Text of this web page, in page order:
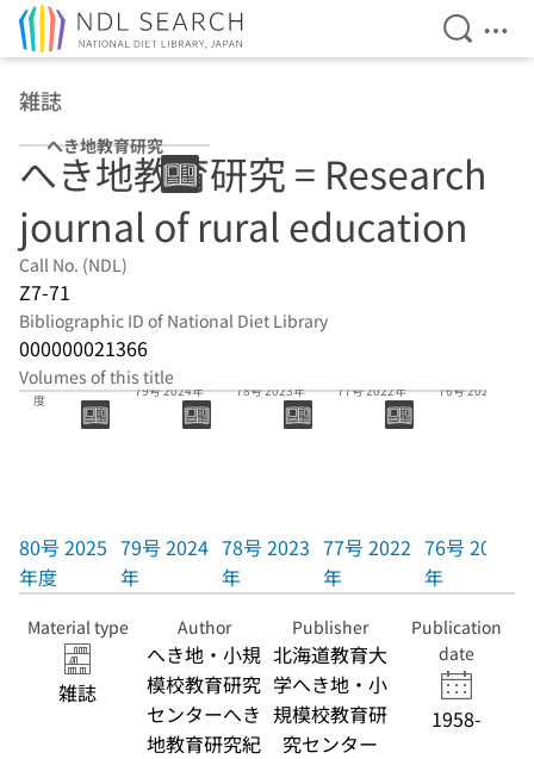
Open
雑誌
へき地教育研究
へき地教育研究 = Research
journal of rural education
Call No. (NDL)
Z7-71
Bibliographic ID of National Diet Library
000000021366
Volumes of this title
80号 2025年
度
80号 2025
年度
79号 2024年
79号 2024
年
78号 2023年
78号 2023
年
77号 2022年
77号 2022
年
76号 2021年
76号 2021
年
Material type
雑誌
Author
へき地・小規
模校教育研究
センターへき
地教育研究紀
Publisher
北海道教育大
学へき地・小
規模校教育研
究センター
Publication
date
1958-